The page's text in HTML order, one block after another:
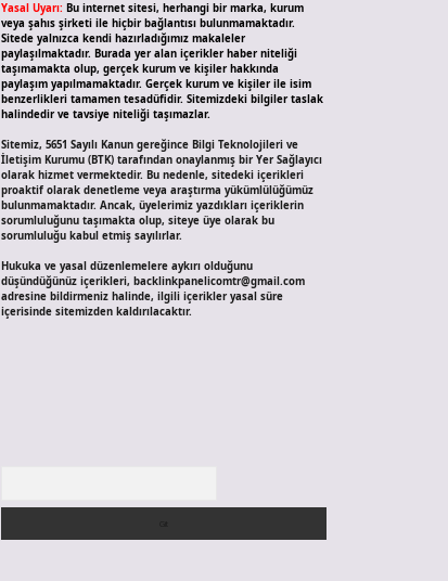
Yasal Uyarı: Bu internet sitesi, herhangi bir marka, kurum
veya şahıs şirketi ile hiçbir bağlantısı bulunmamaktadır.
Sitede yalnızca kendi hazırladığımız makaleler
paylaşılmaktadır. Burada yer alan içerikler haber niteliği
taşımamakta olup, gerçek kurum ve kişiler hakkında
paylaşım yapılmamaktadır. Gerçek kurum ve kişiler ile isim
benzerlikleri tamamen tesadüfidir. Sitemizdeki bilgiler taslak
halindedir ve tavsiye niteliği taşımazlar.
Sitemiz, 5651 Sayılı Kanun gereğince Bilgi Teknolojileri ve
İletişim Kurumu (BTK) tarafından onaylanmış bir Yer Sağlayıcı
olarak hizmet vermektedir. Bu nedenle, sitedeki içerikleri
proaktif olarak denetleme veya araştırma yükümlülüğümüz
bulunmamaktadır. Ancak, üyelerimiz yazdıkları içeriklerin
sorumluluğunu taşımakta olup, siteye üye olarak bu
sorumluluğu kabul etmiş sayılırlar.
Hukuka ve yasal düzenlemelere aykırı olduğunu
düşündüğünüz içerikleri, backlinkpanelicomtr@gmail.com
adresine bildirmeniz halinde, ilgili içerikler yasal süre
içerisinde sitemizden kaldırılacaktır.